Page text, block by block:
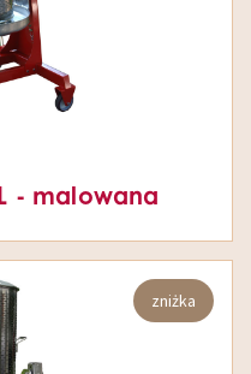
- malowana
zniżka